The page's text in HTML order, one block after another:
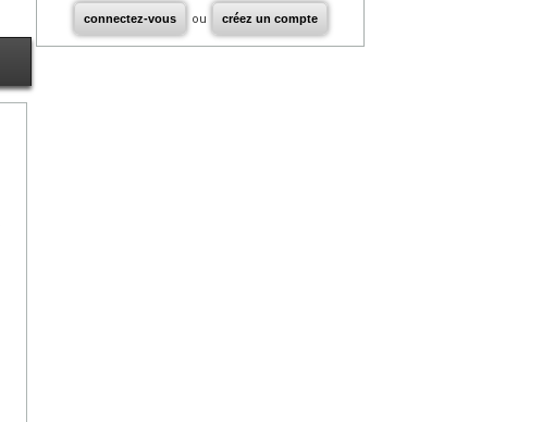
connectez-vous ou créez un compte